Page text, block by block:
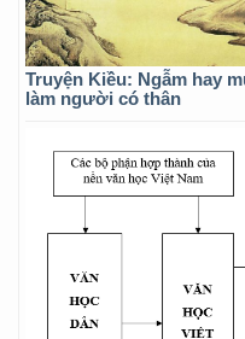
Truyện Kiều: Ngẫm hay
làm người có thân